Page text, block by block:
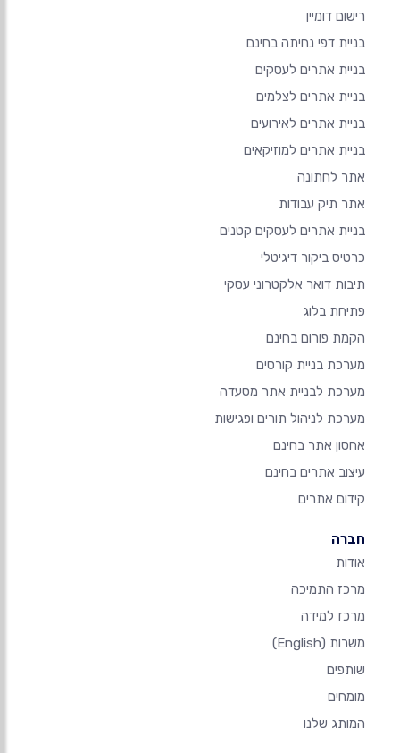
רישום דומיין
בניית דפי נחיתה בחינם
בניית אתרים לעסקים
בניית אתרים לצלמים
בניית אתרים לאירועים
בניית אתרים למוזיקאים
אתר לחתונה
אתר תיק עבודות
בניית אתרים לעסקים קטנים
כרטיס ביקור דיגיטלי
תיבות דואר אלקטרוני עסקי
פתיחת בלוג
הקמת פורום בחינם
מערכת בניית קורסים
מערכת לבניית אתר מסעדה
מערכת לניהול תורים ופגישות
אחסון אתר בחינם
עיצוב אתרים בחינם
קידום אתרים
חברה
אודות
מרכז התמיכה
מרכז למידה
משרות (English)
שותפים
מומחים
המותג שלנו